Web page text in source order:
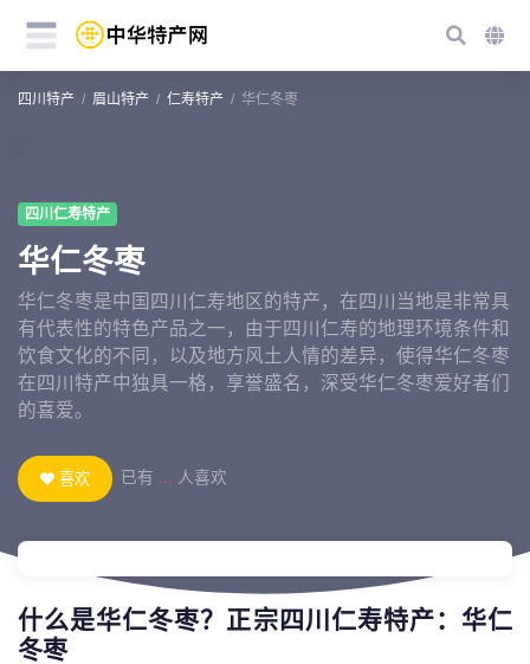
四川特产 眉山特产 仁寿特产 华仁冬枣
四川仁寿特产
华仁冬枣
华仁冬枣是中国四川仁寿地区的特产，在四川当地是非常具
有代表性的特色产品之一，由于四川仁寿的地理环境条件和
饮食文化的不同，以及地方风土人情的差异，使得华仁冬枣
在四川特产中独具一格，享誉盛名，深受华仁冬枣爱好者们
的喜爱。
喜欢 已有 人喜欢
什么是华仁冬枣？正宗四川仁寿特产：华仁
冬枣